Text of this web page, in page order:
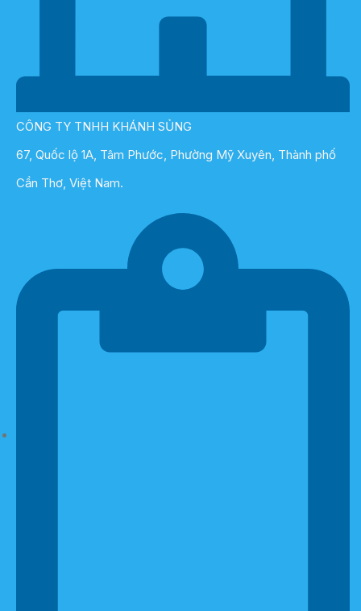
CÔNG TY TNHH KHÁNH SỦNG
67, Quốc lộ 1A, Tâm Phước, Phường Mỹ Xuyên, Thành phố
Cần Thơ, Việt Nam.